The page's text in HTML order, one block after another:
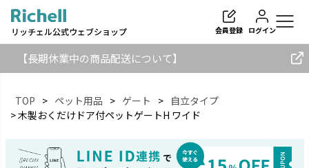
リッチェル公式ウェブショップ 会員登録 ログイン
【長期休業中の商品配送について】
TOP ペット用品 ゲート
自立タイプ
木製おくだけドア付ペットゲートH ワイド